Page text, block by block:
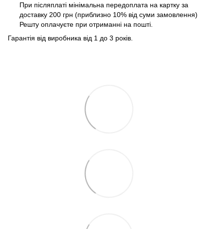
При післяплаті мінімальна передоплата на картку за
доставку 200 грн (приблизно 10% від суми замовлення)
Решту оплачуєте при отриманні на пошті.
Гарантія від виробника від 1 до 3 років.